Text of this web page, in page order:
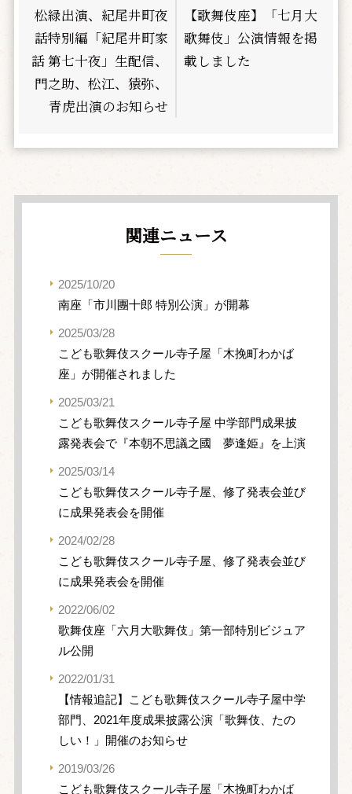
松緑出演、紀尾井町夜
話特別編「紀尾井町家
話 第七十夜」生配信、
門之助、松江、猿弥、
青虎出演のお知らせ
【歌舞伎座】「七月大
歌舞伎」公演情報を掲
載しました
関連ニュース
2025/10/20
南座「市川團十郎 特別公演」が開幕
2025/03/28
こども歌舞伎スクール寺子屋「木挽町わかば
座」が開催されました
2025/03/21
こども歌舞伎スクール寺子屋 中学部門成果披
露発表会で『本朝不思議之國 夢逢姫』を上演
2025/03/14
こども歌舞伎スクール寺子屋、修了発表会並び
に成果発表会を開催
2024/02/28
こども歌舞伎スクール寺子屋、修了発表会並び
に成果発表会を開催
2022/06/02
歌舞伎座「六月大歌舞伎」第一部特別ビジュア
ル公開
2022/01/31
【情報追記】こども歌舞伎スクール寺子屋中学
部門、2021年度成果披露公演「歌舞伎、たの
しい！」開催のお知らせ
2019/03/26
こども歌舞伎スクール寺子屋「木挽町わかば